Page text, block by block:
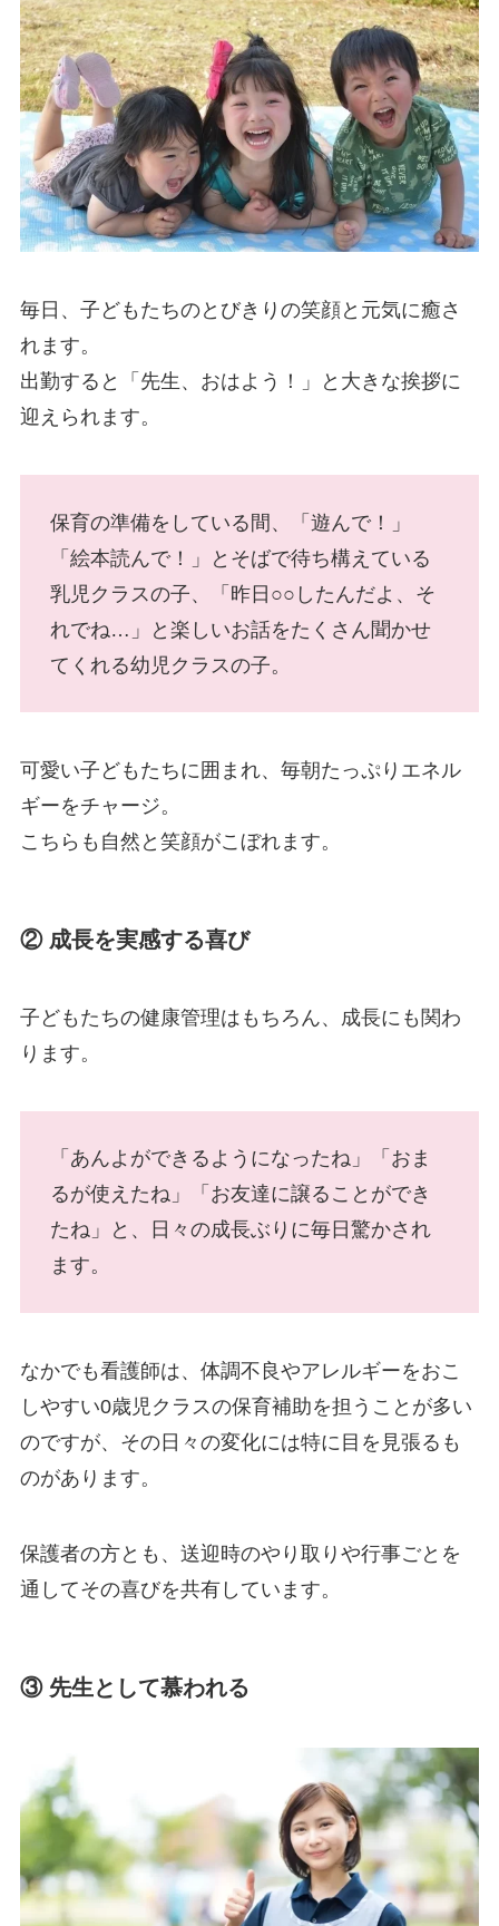
毎日、子どもたちのとびきりの笑顔と元気に癒さ
れます。
出勤すると「先生、おはよう！」と大きな挨拶に
迎えられます。
保育の準備をしている間、「遊んで！」
「絵本読んで！」とそばで待ち構えている
乳児クラスの子、「昨日○○したんだよ、そ
れでね…」と楽しいお話をたくさん聞かせ
てくれる幼児クラスの子。
可愛い子どもたちに囲まれ、毎朝たっぷりエネル
ギーをチャージ。
こちらも自然と笑顔がこぼれます。
② 成長を実感する喜び
子どもたちの健康管理はもちろん、成長にも関わ
ります。
「あんよができるようになったね」「おま
るが使えたね」「お友達に譲ることができ
たね」と、日々の成長ぶりに毎日驚かされ
ます。
なかでも看護師は、体調不良やアレルギーをおこ
しやすい0歳児クラスの保育補助を担うことが多い
のですが、その日々の変化には特に目を見張るも
のがあります。
保護者の方とも、送迎時のやり取りや行事ごとを
通してその喜びを共有しています。
③ 先生として慕われる